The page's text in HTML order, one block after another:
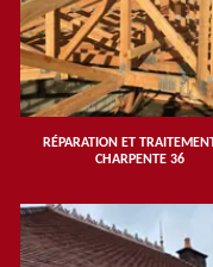
RÉPARATION ET
CHARPENTE 36